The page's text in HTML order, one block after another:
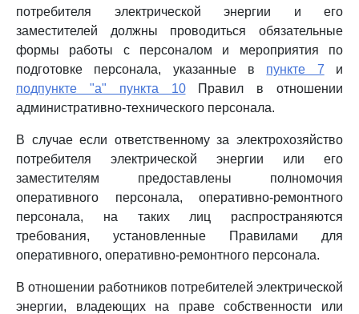
потребителя электрической энергии и его
заместителей должны проводиться обязательные
формы работы с персоналом и мероприятия по
подготовке персонала, указанные в пункте 7 и
подпункте "а" пункта 10Правил в отношении
административно-технического персонала.
В случае если ответственному за электрохозяйство
потребителя электрической энергии или его
заместителям предоставлены полномочия
оперативного персонала, оперативно-ремонтного
персонала, на таких лиц распространяются
требования, установленные Правилами для
оперативного, оперативно-ремонтного персонала.
В отношении работников потребителей электрической
энергии, владеющих на праве собственности или